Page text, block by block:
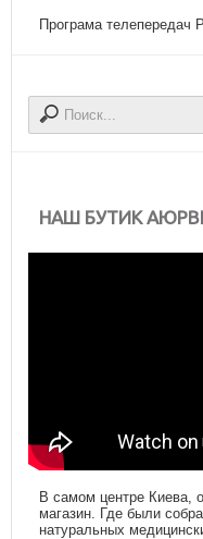
Програма телепередач
НАШ БУТИК
В самом центре Киева,
магазин. Где были
натуральных